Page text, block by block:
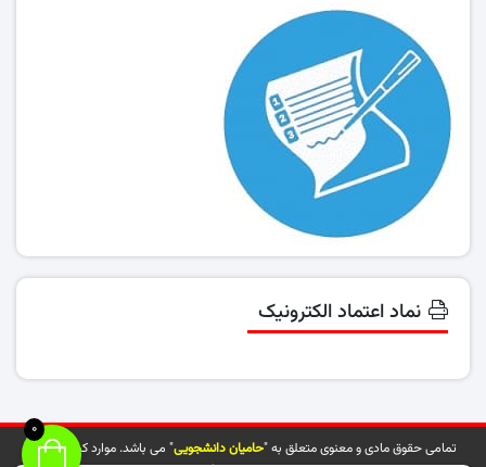
نماد اعتماد الکترونیک
تمامی حقوق مادی و معنوی متعلق به "حامیان دانشجویی" می باشد. موارد کپی شده از
0